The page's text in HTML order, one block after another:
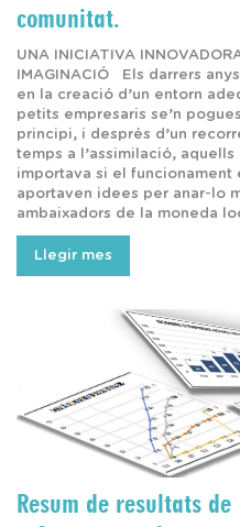
comunitat.
UNA INICIATIVA
IMAGINACIÓ Els darrers
en la creació d’un entorn
petits empresaris se’n
principi, i després d’un
temps a l’assimilació,
importava si el
aportaven idees per anar-lo
ambaixadors de la moneda
Llegir mes
Resum de resultats